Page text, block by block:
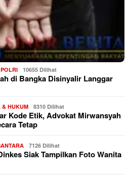
10655 Dilihat
di Bangka Disinyalir Langgar
& HUKUM 8310 Dilihat
Kode Etik, Advokat Mirwansyah
Tetap
7126 Dilihat
Siak Tampilkan Foto Wanita